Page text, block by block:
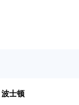
波士顿